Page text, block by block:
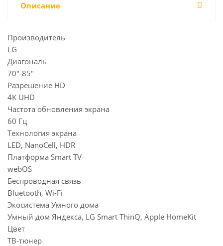
Описание
Производитель
LG
Диагональ
70"-85"
Разрешение HD
4K UHD
Частота обновления экрана
60 Гц
Технология экрана
LED, NanoCell, HDR
Платформа Smart TV
webOS
Беспроводная связь
Bluetooth, Wi-Fi
Экосистема Умного дома
Умный дом Яндекса, LG Smart ThinQ, Apple HomeKit
Цвет
ТВ-тюнер